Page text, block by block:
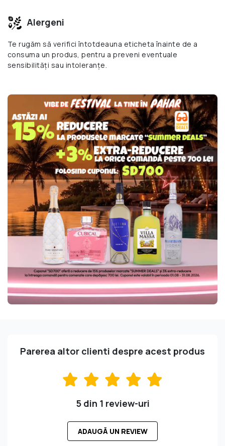
Alergeni
Te rugăm să verifici întotdeauna eticheta înainte de a
consuma un produs, pentru a preveni eventuale
sensibilități sau intoleranțe.
Parerea altor clienti despre acest produs
5 din 1 review-uri
ADAUGĂ UN REVIEW